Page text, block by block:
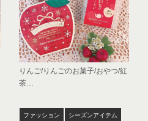
りんご/りんごのお菓子/おやつ/紅
茶…
ファッション シーズンアイテム